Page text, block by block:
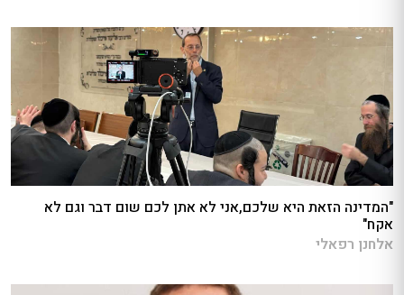
"המדינה הזאת היא שלכם,אני לא אתן לכם שום דבר וגם לא
אקח"
אלחנן רפאלי